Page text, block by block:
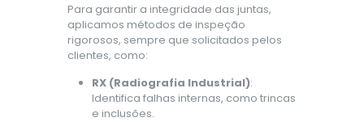
Para garantir a integridade das juntas,
aplicamos métodos de inspeção
rigorosos, sempre que solicitados pelos
clientes, como:
RX (Radiografia Industrial):
Identifica falhas internas, como trincas
e inclusões.